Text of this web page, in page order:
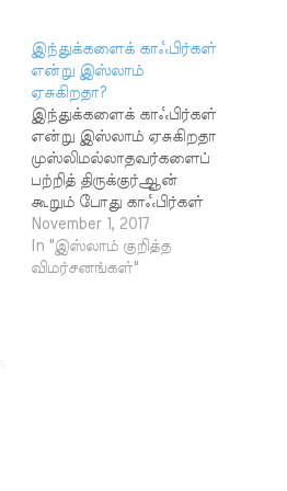
இந்துக்களைக் காஃபிர்கள்
என்று இஸ்லாம்
ஏசுகிறதா?
இந்துக்களைக் காஃபிர்கள்
என்று இஸ்லாம் ஏசுகிறதா
முஸ்லிமல்லாதவர்களைப்
பற்றித் திருக்குர்ஆன்
கூறும் போது காஃபிர்கள்
என்றும், முஷ்ரிக்குகள்
என்றும் கூறப்பட்டுள்ளது.
இஸ்லாத்தை
November 1, 2017
In "இஸ்லாம் குறித்த
விமர்சனங்கள்"